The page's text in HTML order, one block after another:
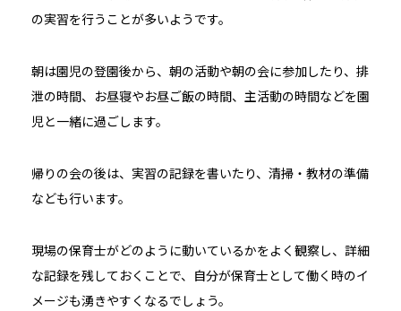
の実習を行うことが多いようです。
朝は園児の登園後から、朝の活動や朝の会に参加したり、排
泄の時間、お昼寝やお昼ご飯の時間、主活動の時間などを園
児と一緒に過ごします。
帰りの会の後は、実習の記録を書いたり、清掃・教材の準備
なども行います。
現場の保育士がどのように動いているかをよく観察し、詳細
な記録を残しておくことで、自分が保育士として働く時のイ
メージも湧きやすくなるでしょう。